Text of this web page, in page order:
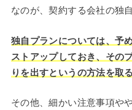
なのが、契約する会社の独
独自プランについては、予
ストアップしておき、その
りを出すというの方法を取
その他、細かい注意事項や